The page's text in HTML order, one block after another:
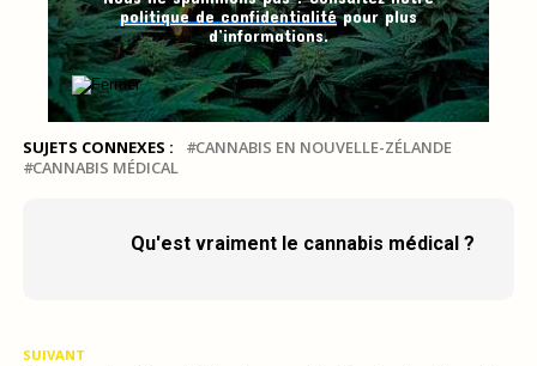
politique de confidentialitépour plus
d’informations.
SUJETS CONNEXES :
CANNABIS EN NOUVELLE-ZÉLANDE
CANNABIS MÉDICAL
Qu'est vraiment le cannabis médical ?
SUIVANT